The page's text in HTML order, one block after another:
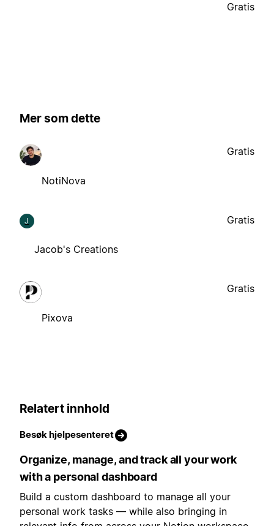
Gratis
Mer som dette
NotiNova
Gratis
J
Jacob's Creations
Gratis
Pixova
Gratis
Relatert innhold
Besøk hjelpesenteret
Organize, manage, and track all your work
with a personal dashboard
Build a custom dashboard to manage all your
personal work tasks — while also bringing in